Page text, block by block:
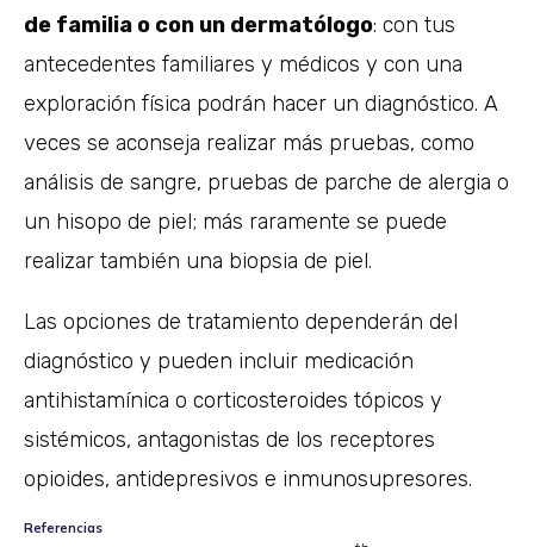
de familia o con un dermatólogo: con tus
antecedentes familiares y médicos y con una
exploración física podrán hacer un diagnóstico. A
veces se aconseja realizar más pruebas, como
análisis de sangre, pruebas de parche de alergia o
un hisopo de piel; más raramente se puede
realizar también una biopsia de piel.
Las opciones de tratamiento dependerán del
diagnóstico y pueden incluir medicación
antihistamínica o corticosteroides tópicos y
sistémicos, antagonistas de los receptores
opioides, antidepresivos e inmunosupresores.
Referencias